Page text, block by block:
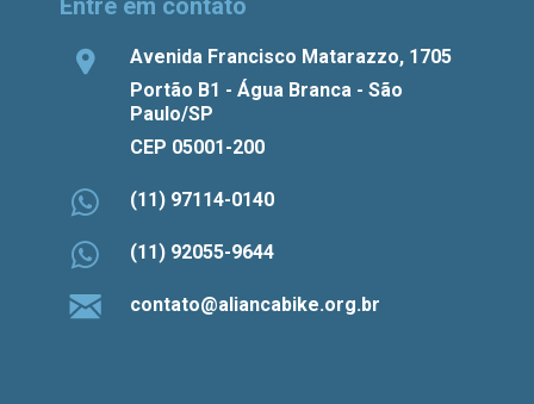
Entre em contato
Avenida Francisco Matarazzo, 1705
Portão B1 - Água Branca - São
Paulo/SP
CEP 05001-200
(11) 97114-0140
(11) 92055-9644
contato@aliancabike.org.br